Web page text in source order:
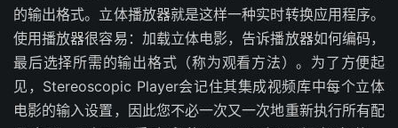
的输出格式。立体播放器就是这样一种实时转换应用程序。
使用播放器很容易：加载立体电影，告诉播放器如何编码，
最后选择所需的输出格式（称为观看方法）。为了方便起
见，Stereoscopic Player会记住其集成视频库中每个立体
电影的输入设置，因此您不必一次又一次地重新执行所有配